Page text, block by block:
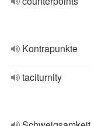
Kontrapunkte
taciturnity